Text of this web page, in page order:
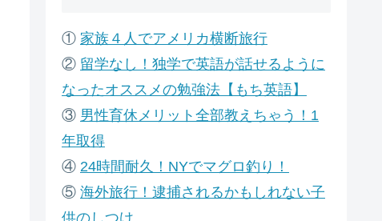
① 家族４人でアメリカ横断旅行
② 留学なし！独学で英語が話せるように
なったオススメの勉強法【もち英語】
③ 男性育休メリット全部教えちゃう！1
年取得
④ 24時間耐久！NYでマグロ釣り！
⑤ 海外旅行！逮捕されるかもしれない子